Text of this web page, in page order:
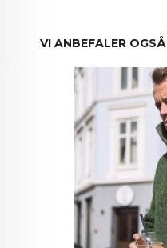
VI ANBEFALER OGSÅ